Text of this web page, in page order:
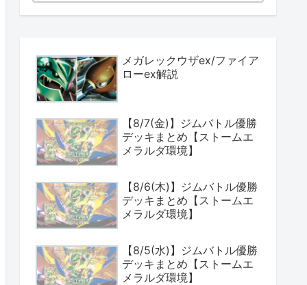
メガレックウザex/ファイア
ローex解説
【8/7(金)】ジムバトル優勝
デッキまとめ【ストームエ
メラルダ環境】
【8/6(木)】ジムバトル優勝
デッキまとめ【ストームエ
メラルダ環境】
【8/5(水)】ジムバトル優勝
デッキまとめ【ストームエ
メラルダ環境】